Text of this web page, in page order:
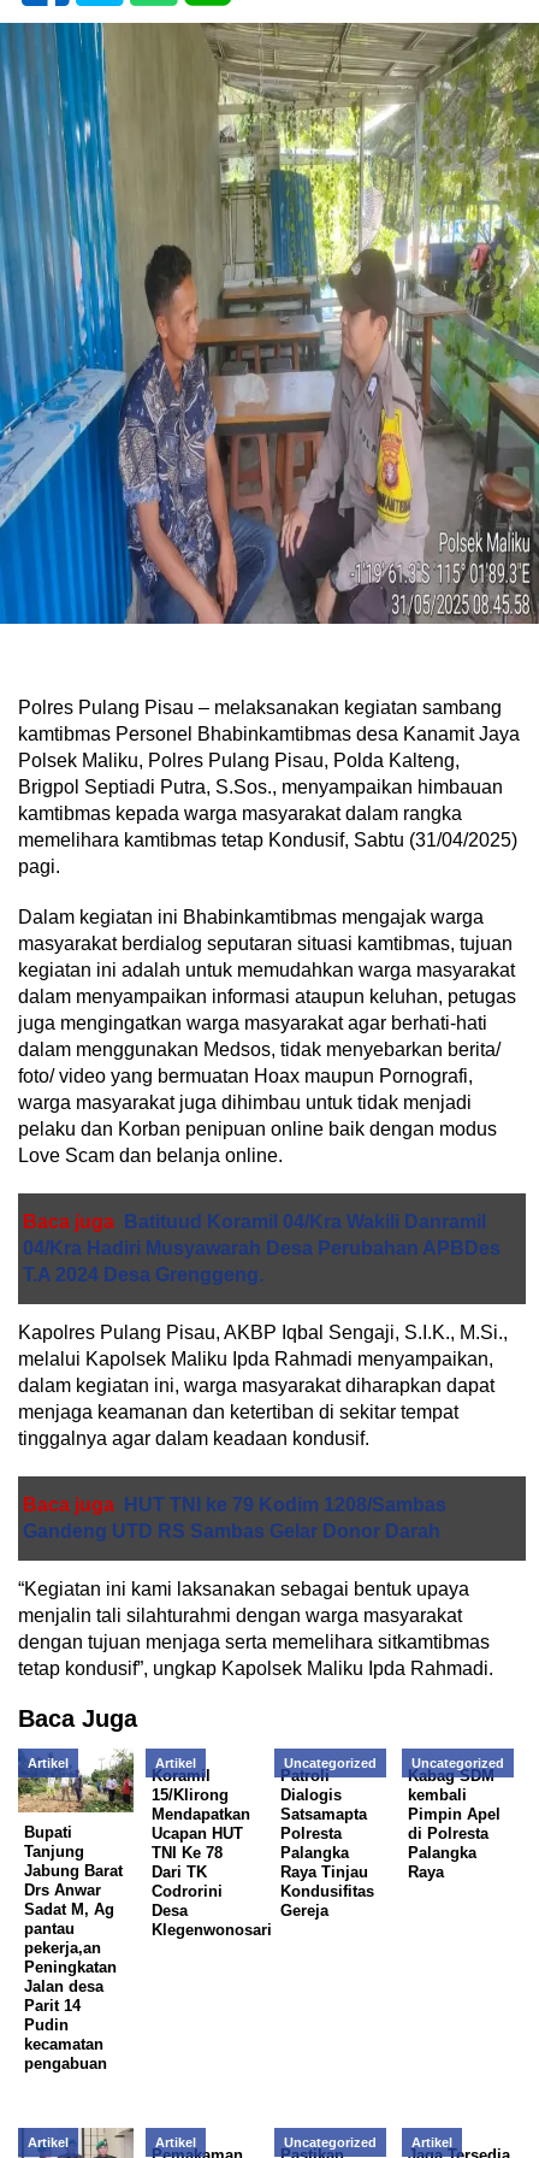
Polres Pulang Pisau – melaksanakan kegiatan sambang
kamtibmas Personel Bhabinkamtibmas desa Kanamit Jaya
Polsek Maliku, Polres Pulang Pisau, Polda Kalteng,
Brigpol Septiadi Putra, S.Sos., menyampaikan himbauan
kamtibmas kepada warga masyarakat dalam rangka
memelihara kamtibmas tetap Kondusif, Sabtu (31/04/2025)
pagi.
Dalam kegiatan ini Bhabinkamtibmas mengajak warga
masyarakat berdialog seputaran situasi kamtibmas, tujuan
kegiatan ini adalah untuk memudahkan warga masyarakat
dalam menyampaikan informasi ataupun keluhan, petugas
juga mengingatkan warga masyarakat agar berhati-hati
dalam menggunakan Medsos, tidak menyebarkan berita/
foto/ video yang bermuatan Hoax maupun Pornografi,
warga masyarakat juga dihimbau untuk tidak menjadi
pelaku dan Korban penipuan online baik dengan modus
Love Scam dan belanja online.
Baca juga
Batituud Koramil 04/Kra Wakili Danramil
04/Kra Hadiri Musyawarah Desa Perubahan APBDes
T.A 2024 Desa Grenggeng.
Kapolres Pulang Pisau, AKBP Iqbal Sengaji, S.I.K., M.Si.,
melalui Kapolsek Maliku Ipda Rahmadi menyampaikan,
dalam kegiatan ini, warga masyarakat diharapkan dapat
menjaga keamanan dan ketertiban di sekitar tempat
tinggalnya agar dalam keadaan kondusif.
Baca juga
HUT TNI ke 79 Kodim 1208/Sambas
Gandeng UTD RS Sambas Gelar Donor Darah
“Kegiatan ini kami laksanakan sebagai bentuk upaya
menjalin tali silahturahmi dengan warga masyarakat
dengan tujuan menjaga serta memelihara sitkamtibmas
tetap kondusif”, ungkap Kapolsek Maliku Ipda Rahmadi.
Baca Juga
Artikel
Bupati
Tanjung
Jabung Barat
Drs Anwar
Sadat M, Ag
pantau
pekerja,an
Peningkatan
Jalan desa
Parit 14
Pudin
kecamatan
pengabuan
Artikel
Koramil
15/Klirong
Mendapatkan
Ucapan HUT
TNI Ke 78
Dari TK
Codrorini
Desa
Klegenwonosari
Uncategorized
Patroli
Dialogis
Satsamapta
Polresta
Palangka
Raya Tinjau
Kondusifitas
Gereja
Uncategorized
Kabag SDM
kembali
Pimpin Apel
di Polresta
Palangka
Raya
Artikel Artikel Uncategorized Artikel